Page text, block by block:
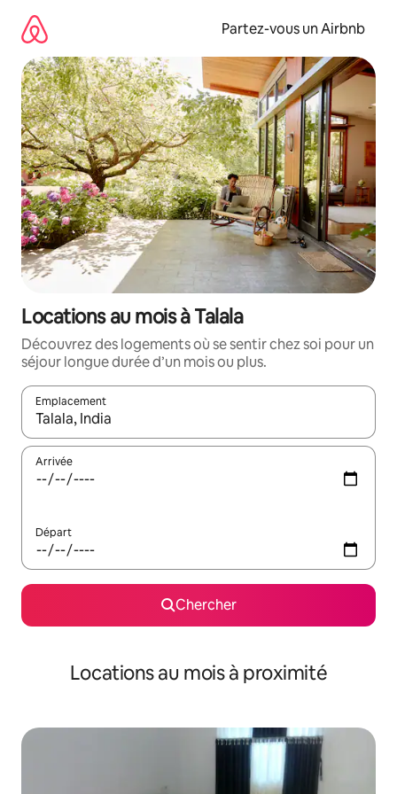
directement
contenu
Partez-vous un Airbnb
Locations au mois à Talala
Découvrez des logements où se sentir chez soi pour un
séjour longue durée d’un mois ou plus.
Emplacement
Quand les résultats sont affichés, parcourez-les en utilisant
Arrivée
Départ
Chercher
Locations au mois à proximité